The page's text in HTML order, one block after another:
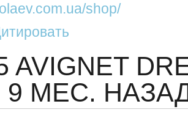
shop/
AVIGNET
9 МЕС.